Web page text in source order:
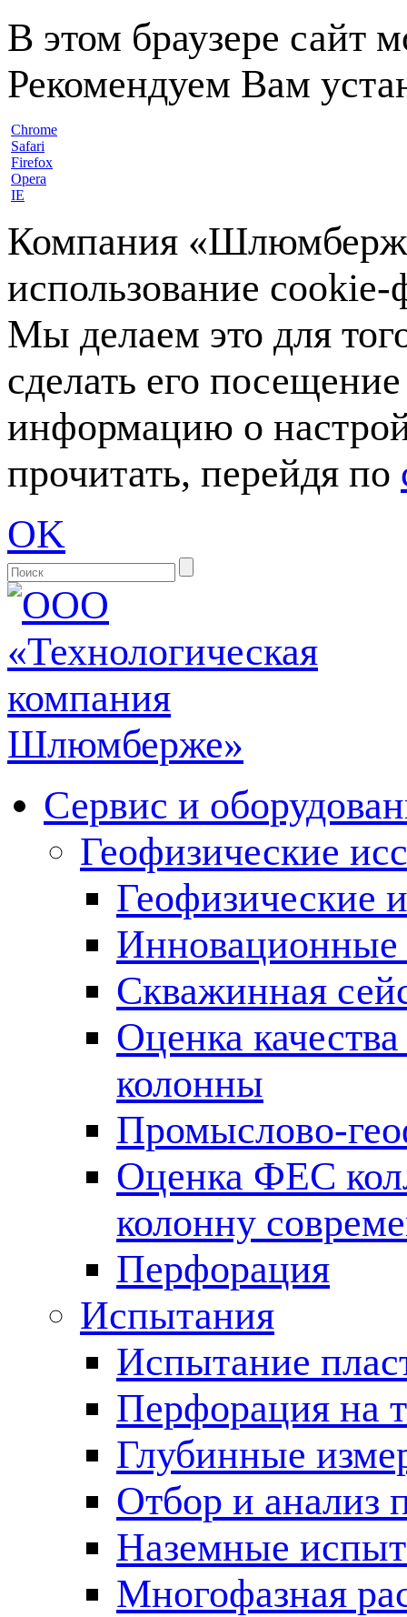
В этом браузере сайт
Рекомендуем Вам
Chrome
Safari
Firefox
Opera
IE
Компания
использование
Мы делаем это для
сделать его
информацию о
прочитать, перейдя по
OK
Сервис и
Геофизические
Геофизические
Инновационные
Скважинная
Оценка
колонны
Промыслово-
Оценка ФЕС
колонну
Перфорация
Испытания
Испытание
Перфорация на
Глубинные
Отбор и анализ
Наземные
Многофазная